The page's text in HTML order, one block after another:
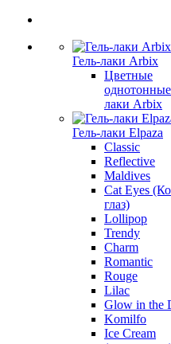
Гель-лаки Arbix
Цветные
лаки Arbix
Гель-лаки Elpaza
Classic
Reflective
Maldives
Cat Eyes
глаз)
Lollipop
Trendy
Charm
Romantic
Rouge
Lilac
Glow in the
Komilfo
Ice Cream